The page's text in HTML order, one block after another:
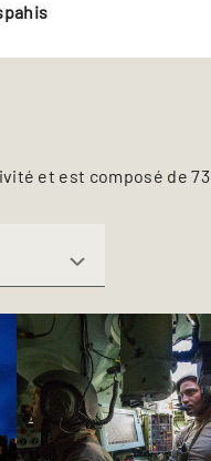
et est composé de